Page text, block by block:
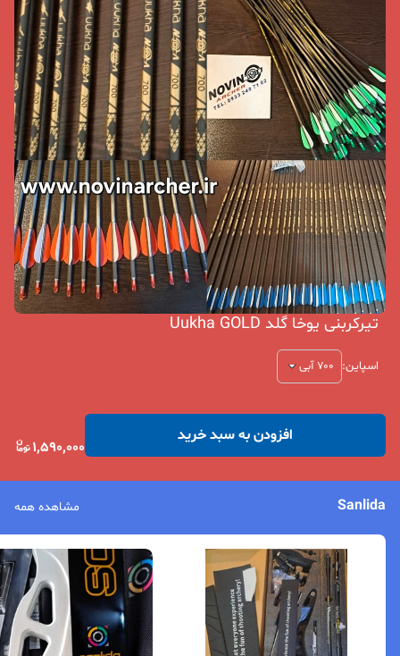
تیرکربنی یوخا گلد Uukha GOLD
اسپاین: ۷۰۰ آبی
1,590,000
افزودن به سبد خرید
Sanlida مشاهده همه